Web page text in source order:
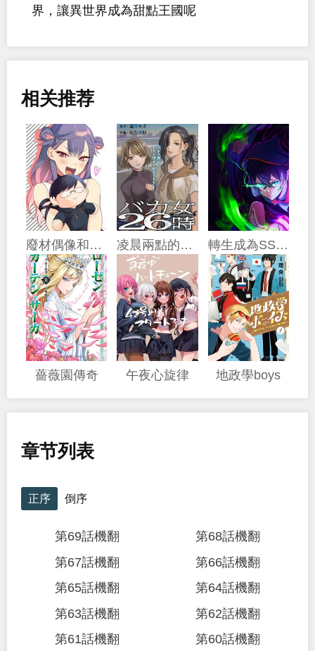
界，讓異世界成為甜點王國呢
相关推荐
廢材偶像和世上唯一的粉絲 凌晨兩點的蠢女人 轉生成為SSS級哥布林
薔薇園傳奇 午夜心旋律 地政學boys
章节列表
正序 倒序
第69話機翻
第68話機翻
第67話機翻
第66話機翻
第65話機翻
第64話機翻
第63話機翻
第62話機翻
第61話機翻
第60話機翻